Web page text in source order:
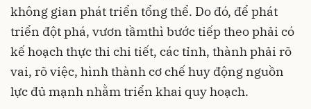
không gian phát triển tổng thể. Do đó, để phát
triển đột phá, vươn tầmthì bước tiếp theo phải có
kế hoạch thực thi chi tiết, các tỉnh, thành phải rõ
vai, rõ việc, hình thành cơ chế huy động nguồn
lực đủ mạnh nhằm triển khai quy hoạch.